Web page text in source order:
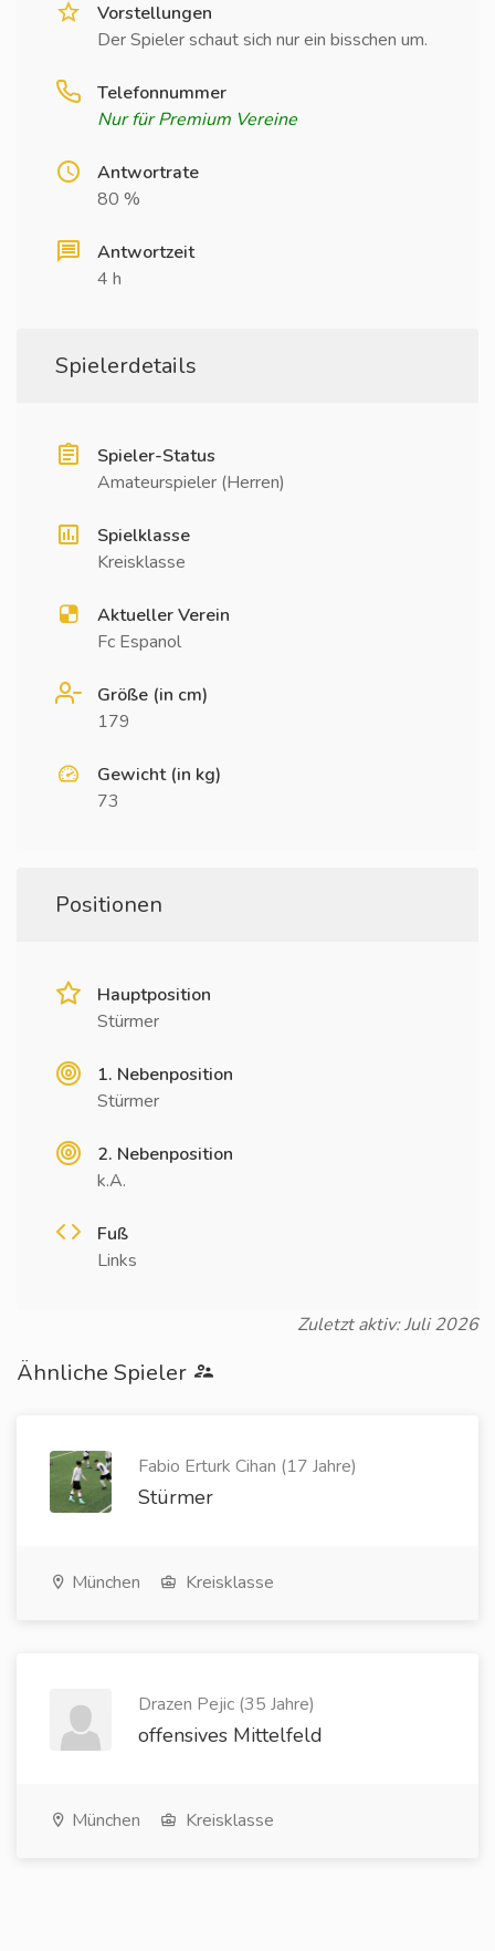
Vorstellungen
Der Spieler schaut sich nur ein bisschen um.
Telefonnummer
Nur für Premium Vereine
Antwortrate
80 %
Antwortzeit
4 h
Spielerdetails
Spieler-Status
Amateurspieler (Herren)
Spielklasse
Kreisklasse
Aktueller Verein
Fc Espanol
Größe (in cm)
179
Gewicht (in kg)
73
Positionen
Hauptposition
Stürmer
1. Nebenposition
Stürmer
2. Nebenposition
k.A.
Fuß
Links
Zuletzt aktiv: Juli 2026
Ähnliche Spieler
Fabio Erturk Cihan (17 Jahre)
Stürmer
München Kreisklasse
Drazen Pejic (35 Jahre)
offensives Mittelfeld
München Kreisklasse